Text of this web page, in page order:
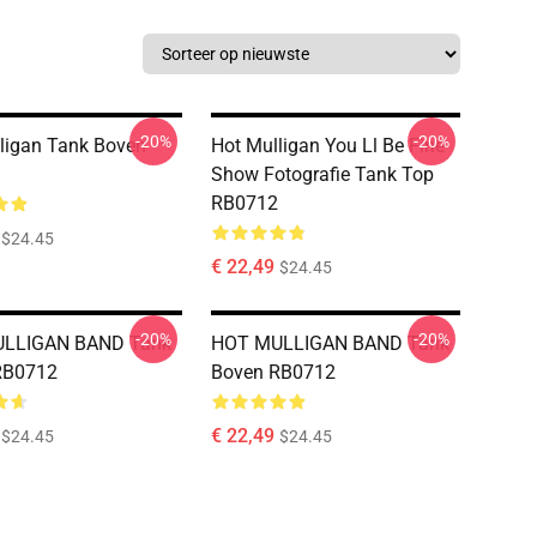
Tank Boven
$24.45
-20%
Hot Mulligan You Ll Be Fine
Show Fotografie Tank Top
RB0712
€ 22,49 $24.45
-20%
BAND Tank
$24.45
-20%
HOT MULLIGAN BAND Tank
Boven RB0712
€ 22,49 $24.45
-20%